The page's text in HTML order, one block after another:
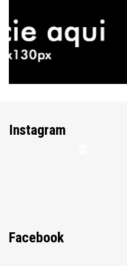
Instagram
Facebook